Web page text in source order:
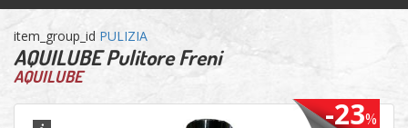
item_group_id PULIZIA
AQUILUBE Pulitore Freni
AQUILUBE
-23%